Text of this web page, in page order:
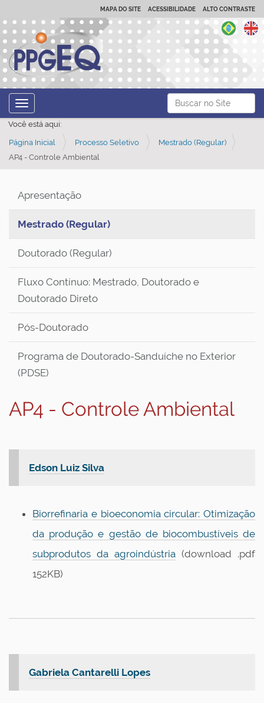
Busca
Busca Avançada…
MAPA DO SITE ACESSIBILIDADE ALTO CONTRASTE
Toggle navigation
Você está aqui:
Página Inicial Processo Seletivo
Mestrado (Regular)
AP4 - Controle Ambiental
Apresentação
Mestrado (Regular)
Doutorado (Regular)
Fluxo Contínuo: Mestrado, Doutorado e
Doutorado Direto
Pós-Doutorado
Programa de Doutorado-Sanduíche no Exterior
(PDSE)
AP4 - Controle Ambiental
Edson Luiz Silva
Biorrefinaria e bioeconomia circular: Otimização
da produção e gestão de biocombustíveis de
subprodutos da agroindústria (download .pdf
152KB)
Gabriela Cantarelli Lopes